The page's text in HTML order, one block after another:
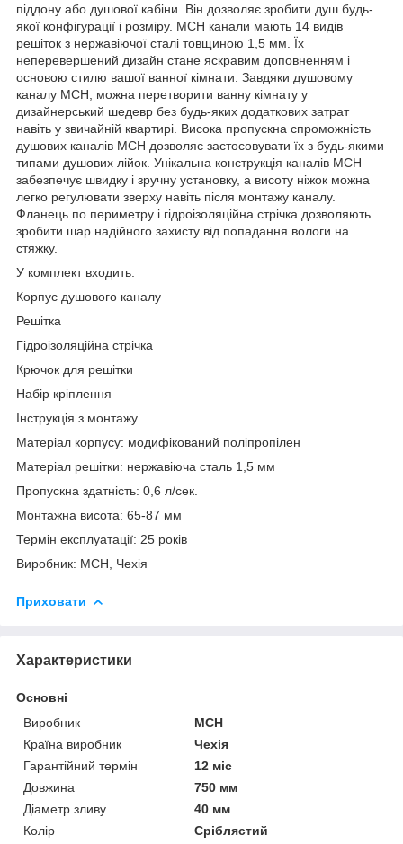
піддону або душової кабіни. Він дозволяє зробити душ будь-
якої конфігурації і розміру. MСН канали мають 14 видів
решіток з нержавіючої сталі товщиною 1,5 мм. Їх
неперевершений дизайн стане яскравим доповненням і
основою стилю вашої ванної кімнати. Завдяки душовому
каналу МСН, можна перетворити ванну кімнату у
дизайнерський шедевр без будь-яких додаткових затрат
навіть у звичайній квартирі. Висока пропускна спроможність
душових каналів МСН дозволяє застосовувати їх з будь-якими
типами душових лійок. Унікальна конструкція каналів МСН
забезпечує швидку і зручну установку, а висоту ніжок можна
легко регулювати зверху навіть після монтажу каналу.
Фланець по периметру і гідроізоляційна стрічка дозволяють
зробити шар надійного захисту від попадання вологи на
стяжку.
У комплект входить:
Корпус душового каналу
Решітка
Гідроізоляційна стрічка
Крючок для решітки
Набір кріплення
Інструкція з монтажу
Матеріал корпусу: модифікований поліпропілен
Матеріал решітки: нержавіюча сталь 1,5 мм
Пропускна здатність: 0,6 л/сек.
Монтажна висота: 65-87 мм
Термін експлуатації: 25 років
Виробник: МСН, Чехія
Приховати
Характеристики
Основні
Виробник
MCH
Країна виробник
Чехія
Гарантійний термін
12 міс
Довжина
750 мм
Діаметр зливу
40 мм
Колір
Сріблястий